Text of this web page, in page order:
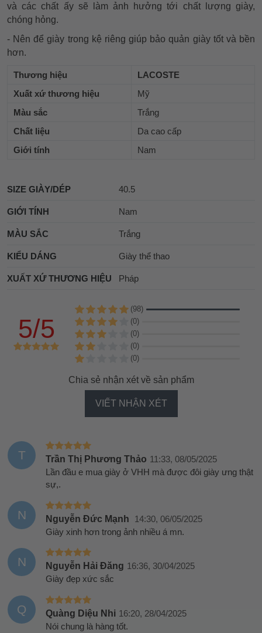
và các chất ấy sẽ làm ảnh hưởng tới chất lượng giày,
chóng hỏng.
- Nên để giày trong kệ riêng giúp bảo quản giày tốt và bền
hơn.
Thương hiệu
LACOSTE
Xuất xứ thương hiệu
Mỹ
Màu sắc
Trắng
Chất liệu
Da cao cấp
Giới tính
Nam
SIZE GIÀY/DÉP 40.5
GIỚI TÍNH Nam
MÀU SẮC Trắng
KIỂU DÁNG Giày thể thao
XUẤT XỨ THƯƠNG HIỆU Pháp
5/5
(98)
(0)
(0)
(0)
(0)
Chia sẻ nhận xét về sản phẩm
VIẾT NHẬN XÉT
T Trần Thị Phương Thảo 11:33, 08/05/2025
Lần đầu e mua giày ở VHH mà được đôi giày ưng thật
sự,.
N Nguyễn Đức Mạnh
14:30, 06/05/2025
Giày xinh hơn trong ảnh nhiều á mn.
N Nguyễn Hải Đăng 16:36, 30/04/2025
Giày đẹp xức sắc
Q Quàng Diệu Nhi 16:20, 28/04/2025
Nói chung là hàng tốt.